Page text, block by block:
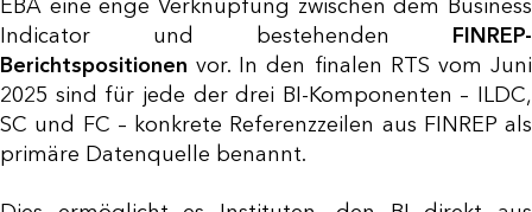
EBA eine enge Verknüpfung zwischen dem Business
Indicator und bestehenden FINREP-
Berichtspositionen vor. In den finalen RTS vom Juni
2025 sind für jede der drei BI-Komponenten – ILDC,
SC und FC – konkrete Referenzzeilen aus FINREP als
primäre Datenquelle benannt.